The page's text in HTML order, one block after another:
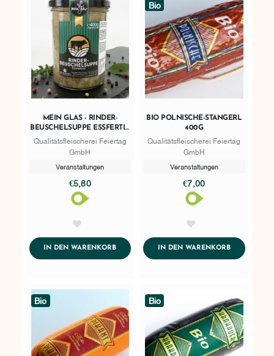
MEIN GLAS - RINDER-
BEUSCHELSUPPE ESSFERTIG
400G
Qualitätsfleischerei Feiertag
GmbH
Veranstaltungen
€5,80
IN DEN WARENKORBADDTOCART
Bio
BIO POLNISCHE-STANGERL
400G
Qualitätsfleischerei Feiertag
GmbH
Veranstaltungen
€7,00
IN DEN WARENKORBADDTOCART
Bio Bio